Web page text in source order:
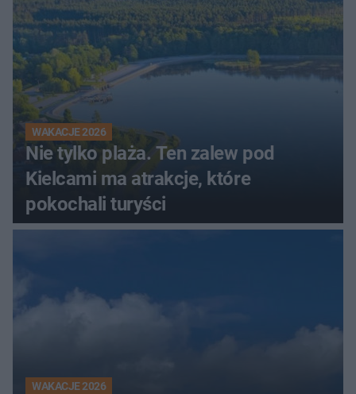
WAKACJE 2026
Nie tylko plaża. Ten zalew pod
Kielcami ma atrakcje, które
pokochali turyści
WAKACJE 2026